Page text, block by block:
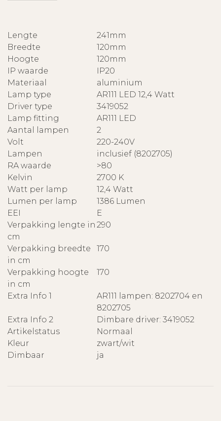
Lengte
241mm
Breedte
120mm
Hoogte
120mm
IP waarde
IP20
Materiaal
aluminium
Lamp type
AR111 LED 12,4 Watt
Driver type
3419052
Lamp fitting
AR111 LED
Aantal lampen
2
Volt
220-240V
Lampen
inclusief (8202705)
RA waarde
>80
Kelvin
2700 K
Watt per lamp
12,4 Watt
Lumen per lamp
1386 Lumen
EEI
E
Verpakking lengte in
cm
290
Verpakking breedte
in cm
170
Verpakking hoogte
in cm
170
Extra Info 1
AR111 lampen: 8202704 en
8202705
Extra Info 2
Dimbare driver: 3419052
Artikelstatus
Normaal
Kleur
zwart/wit
Dimbaar
ja